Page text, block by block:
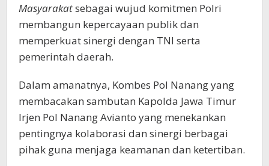
Masyarakatsebagai wujud komitmen Polri
membangun kepercayaan publik dan
memperkuat sinergi dengan TNI serta
pemerintah daerah.
Dalam amanatnya, Kombes Pol Nanang yang
membacakan sambutan Kapolda Jawa Timur
Irjen Pol Nanang Avianto yang menekankan
pentingnya kolaborasi dan sinergi berbagai
pihak guna menjaga keamanan dan ketertiban.